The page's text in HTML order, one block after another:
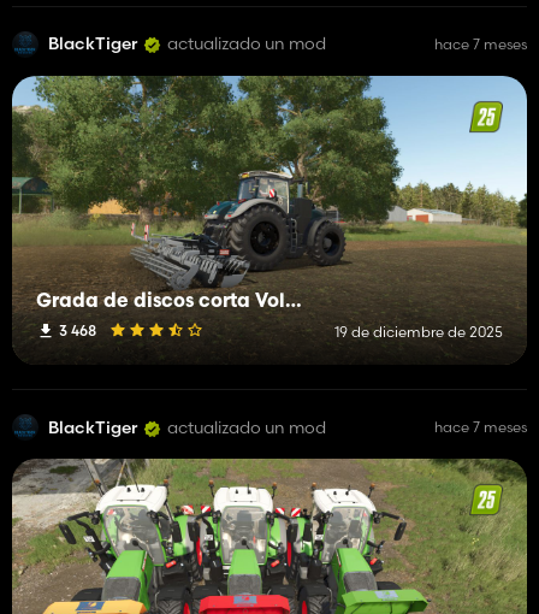
BlackTiger actualizado un mod hace 7 meses
Grada de discos corta Volmer Serie 101
3 468 19 de diciembre de 2025
BlackTiger actualizado un mod hace 7 meses